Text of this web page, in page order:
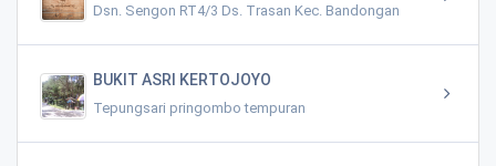
Dsn. Sengon RT4/3 Ds. Trasan Kec. Bandongan
BUKIT ASRI KERTOJOYO
Tepungsari pringombo tempuran